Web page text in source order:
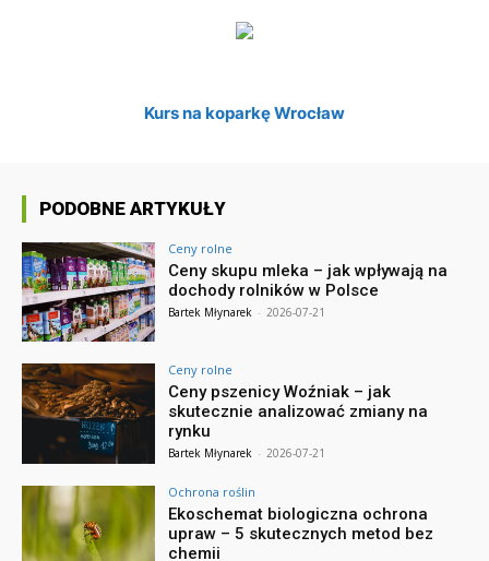
Kurs na koparkę Wrocław
PODOBNE ARTYKUŁY
Ceny rolne
Ceny skupu mleka – jak wpływają na
dochody rolników w Polsce
Bartek Młynarek - 2026-07-21
Ceny rolne
Ceny pszenicy Woźniak – jak
skutecznie analizować zmiany na
rynku
Bartek Młynarek - 2026-07-21
Ochrona roślin
Ekoschemat biologiczna ochrona
upraw – 5 skutecznych metod bez
chemii